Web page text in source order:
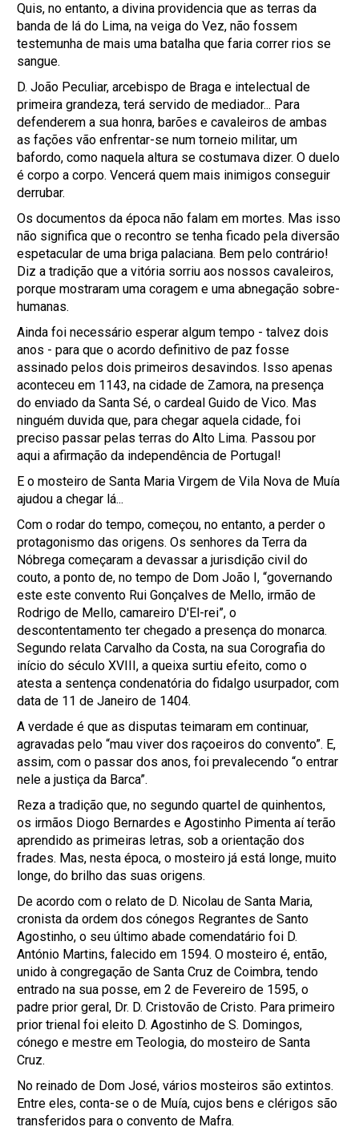
Quis, no entanto, a divina providencia que as terras da
banda de lá do Lima, na veiga do Vez, não fossem
testemunha de mais uma batalha que faria correr rios se
sangue.
D. João Peculiar, arcebispo de Braga e intelectual de
primeira grandeza, terá servido de mediador... Para
defenderem a sua honra, barões e cavaleiros de ambas
as fações vão enfrentar-se num torneio militar, um
bafordo, como naquela altura se costumava dizer. O duelo
é corpo a corpo. Vencerá quem mais inimigos conseguir
derrubar.
Os documentos da época não falam em mortes. Mas isso
não significa que o recontro se tenha ficado pela diversão
espetacular de uma briga palaciana. Bem pelo contrário!
Diz a tradição que a vitória sorriu aos nossos cavaleiros,
porque mostraram uma coragem e uma abnegação sobre-
humanas.
Ainda foi necessário esperar algum tempo - talvez dois
anos - para que o acordo definitivo de paz fosse
assinado pelos dois primeiros desavindos. Isso apenas
aconteceu em 1143, na cidade de Zamora, na presença
do enviado da Santa Sé, o cardeal Guido de Vico. Mas
ninguém duvida que, para chegar aquela cidade, foi
preciso passar pelas terras do Alto Lima. Passou por
aqui a afirmação da independência de Portugal!
E o mosteiro de Santa Maria Virgem de Vila Nova de Muía
ajudou a chegar lá...
Com o rodar do tempo, começou, no entanto, a perder o
protagonismo das origens. Os senhores da Terra da
Nóbrega começaram a devassar a jurisdição civil do
couto, a ponto de, no tempo de Dom João I, “governando
este este convento Rui Gonçalves de Mello, irmão de
Rodrigo de Mello, camareiro D'El-rei”, o
descontentamento ter chegado a presença do monarca.
Segundo relata Carvalho da Costa, na sua Corografia do
início do século XVIII, a queixa surtiu efeito, como o
atesta a sentença condenatória do fidalgo usurpador, com
data de 11 de Janeiro de 1404.
A verdade é que as disputas teimaram em continuar,
agravadas pelo “mau viver dos raçoeiros do convento”. E,
assim, com o passar dos anos, foi prevalecendo “o entrar
nele a justiça da Barca”.
Reza a tradição que, no segundo quartel de quinhentos,
os irmãos Diogo Bernardes e Agostinho Pimenta aí terão
aprendido as primeiras letras, sob a orientação dos
frades. Mas, nesta época, o mosteiro já está longe, muito
longe, do brilho das suas origens.
De acordo com o relato de D. Nicolau de Santa Maria,
cronista da ordem dos cónegos Regrantes de Santo
Agostinho, o seu último abade comendatário foi D.
António Martins, falecido em 1594. O mosteiro é, então,
unido à congregação de Santa Cruz de Coimbra, tendo
entrado na sua posse, em 2 de Fevereiro de 1595, o
padre prior geral, Dr. D. Cristovão de Cristo. Para primeiro
prior trienal foi eleito D. Agostinho de S. Domingos,
cónego e mestre em Teologia, do mosteiro de Santa
Cruz.
No reinado de Dom José, vários mosteiros são extintos.
Entre eles, conta-se o de Muía, cujos bens e clérigos são
transferidos para o convento de Mafra.